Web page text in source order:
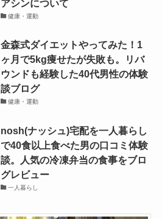
アシンについて
健康・運動
金森式ダイエットやってみた！1
ヶ月で5kg痩せたが失敗も。リバ
ウンドも経験した40代男性の体験
談ブログ
健康・運動
nosh(ナッシュ)宅配を一人暮らし
で40食以上食べた男の口コミ体験
談。人気の冷凍弁当の食事をブロ
グレビュー
一人暮らし